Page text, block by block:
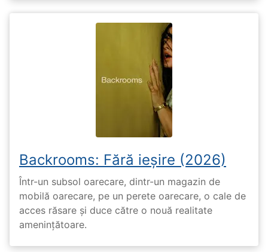
Backrooms: Fără ieșire (2026)
Într-un subsol oarecare, dintr-un magazin de
mobilă oarecare, pe un perete oarecare, o cale de
acces răsare și duce către o nouă realitate
amenințătoare.